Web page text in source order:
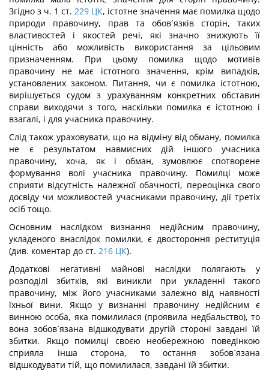
Згідно з ч. 1 ст. 229 ЦК, істотне значення має помилка щодо
природи правочину, прав та обов´язків сторін, таких
властивостей і якостей речі, які значно знижують її
цінність або можливість використання за цільовим
призначенням. При цьому помилка щодо мотивів
правочину не має істотного значення, крім випадків,
установлених законом. Питання, чи є помилка істотною,
вирішується судом з урахуванням конкретних обставин
справи виходячи з того, наскільки помилка є істотною і
взагалі, і для учасника правочину.
Слід також ураховувати, що на відміну від обману, помилка
не є результатом навмисних дій іншого учасника
правочину, хоча, як і обман, зумовлює спотворене
формування волі учасника правочину. Помилці може
сприяти відсутність належної обачності, переоцінка свого
досвіду чи можливостей учасниками правочину, дії третіх
осіб тощо.
Основним наслідком визнання недійсним правочину,
укладеного внаслідок помилки, є двостороння реституція
(див. коментар до ст. 216 ЦК).
Додаткові негативні майнові наслідки полягають у
розподілі збитків, які виникли при укладенні такого
правочину, між його учасниками залежно від наявності
їхньої вини. Якщо у визнанні правочину недійсним є
винною особа, яка помилилася (проявила недбальство), то
вона зобов´язана відшкодувати другій стороні завдані їй
збитки. Якщо помилці своєю необережною поведінкою
сприяла інша сторона, то остання зобов´язана
відшкодувати тій, що помилилася, завдані їй збитки.